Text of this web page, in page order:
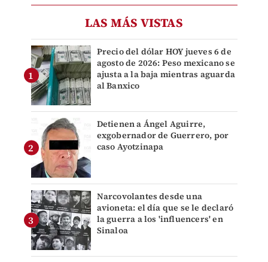
LAS MÁS VISTAS
Precio del dólar HOY jueves 6 de
agosto de 2026: Peso mexicano se
ajusta a la baja mientras aguarda
al Banxico
Detienen a Ángel Aguirre,
exgobernador de Guerrero, por
caso Ayotzinapa
Narcovolantes desde una
avioneta: el día que se le declaró
la guerra a los 'influencers' en
Sinaloa